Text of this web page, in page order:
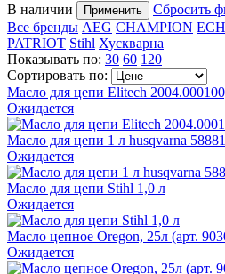
В наличии Применить
Сбросить
Все бренды AEG CHAMPION
PATRIOT Stihl Хускварна
Показывать по: 30 60 120
Сортировать по:
Масло для цепи Elitech
Ожидается
Масло для цепи 1 л husqvarna
Ожидается
Масло для цепи Stihl 1,0 л
Ожидается
Масло цепное Oregon, 25л (арт.
Ожидается